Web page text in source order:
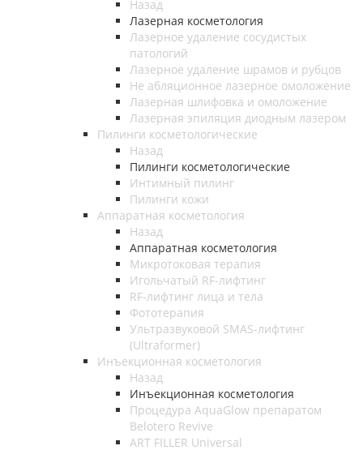
Назад
Лазерная косметология
Лазерное удаление сосудистых
патологий
Лазерное удаление шрамов и рубцов
Не абляционное лазерное омоложение
Лазерная шлифовка и омоложение
Лазерная эпиляция диодным лазером
Пилинги косметологические
Назад
Пилинги косметологические
Интимный пилинг
Пилинги кожи
Аппаратная косметология
Назад
Аппаратная косметология
Микротоковая терапия
Игольчатый RF-лифтинг
RF-лифтинг лица и тела
Фототерапия
Ультразвуковой SMAS-лифтинг
(Ultraformer)
Инъекционная косметология
Назад
Инъекционная косметология
Процедура AquaGlow препаратом
Belotero Revive
ART FILLER Universal